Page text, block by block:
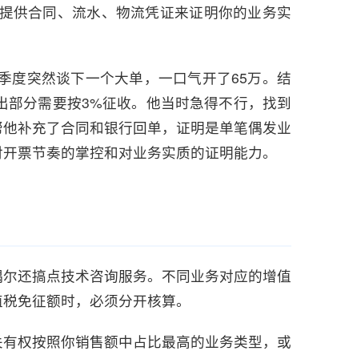
供合同、流水、物流凭证来证明你的业务实
度突然谈下一个大单，一口气开了65万。结
分需要按3%征收。他当时急得不行，找到
补充了合同和银行回单，证明是单笔偶发业
票节奏的掌控和对业务实质的证明能力。
还搞点技术咨询服务。不同业务对应的增值
免征额时，必须分开核算。
权按照你销售额中占比最高的业务类型，或